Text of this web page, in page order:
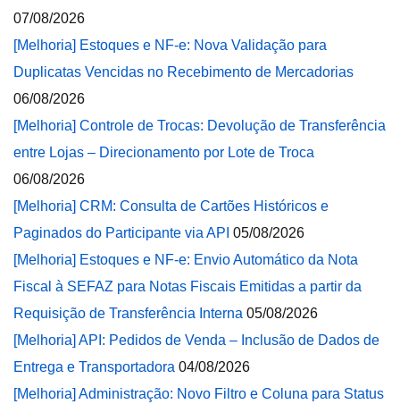
07/08/2026
[Melhoria] Estoques e NF-e: Nova Validação para
Duplicatas Vencidas no Recebimento de Mercadorias
06/08/2026
[Melhoria] Controle de Trocas: Devolução de Transferência
entre Lojas – Direcionamento por Lote de Troca
06/08/2026
[Melhoria] CRM: Consulta de Cartões Históricos e
Paginados do Participante via API 05/08/2026
[Melhoria] Estoques e NF-e: Envio Automático da Nota
Fiscal à SEFAZ para Notas Fiscais Emitidas a partir da
Requisição de Transferência Interna 05/08/2026
[Melhoria] API: Pedidos de Venda – Inclusão de Dados de
Entrega e Transportadora 04/08/2026
[Melhoria] Administração: Novo Filtro e Coluna para Status